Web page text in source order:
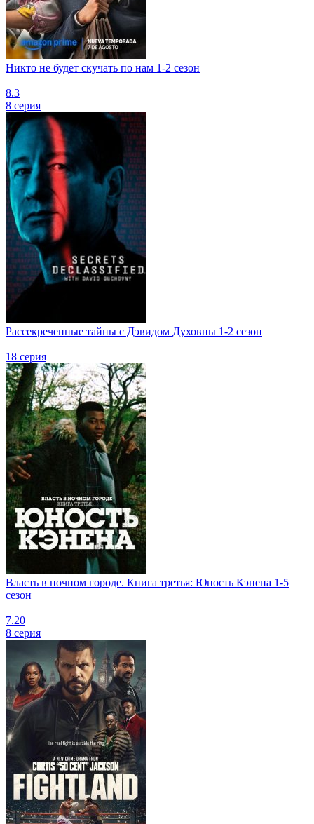
Никто не будет скучать по нам 1-2 сезон
8.3
8 серия
Рассекреченные тайны с Дэвидом Духовны 1-2 сезон
18 серия
Власть в ночном городе. Книга третья: Юность Кэнена 1-5
сезон
7.20
8 серия